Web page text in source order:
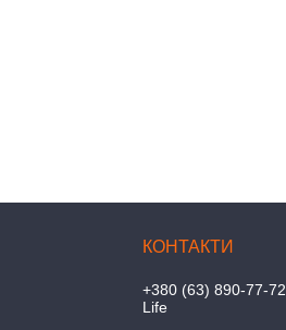
+380 (63) 890-77-72
Life